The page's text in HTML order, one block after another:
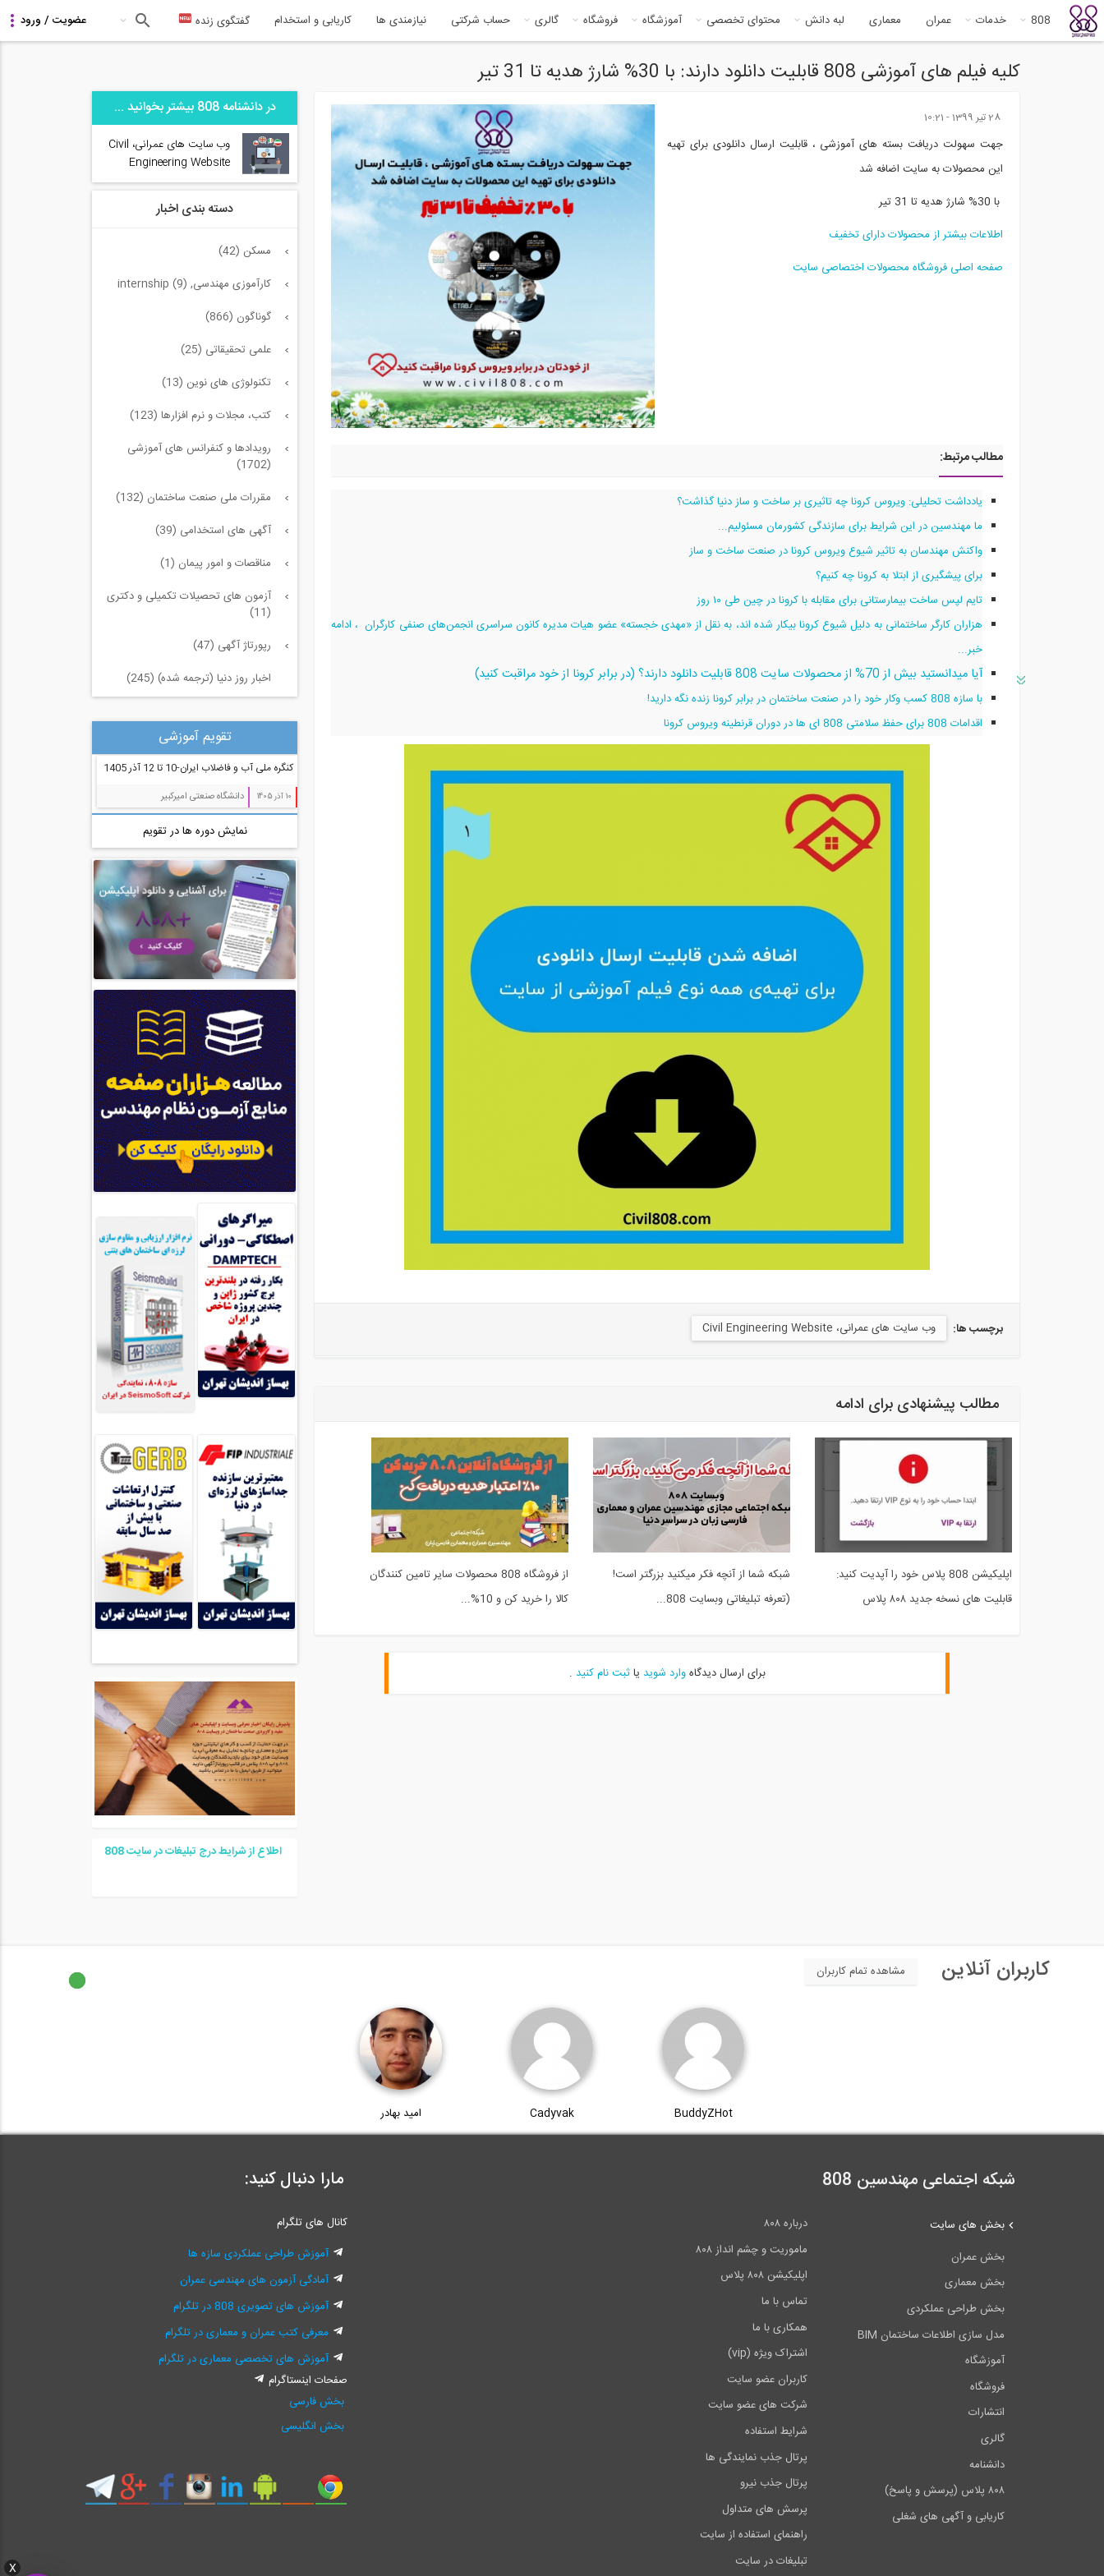
808 خدمات عمران معماری لبه دانش محتوای تخصصی آموزشگاه فروشگاه گالری حساب شرکتی نیازمندی ها کاریابی و استخدام گفتگوی زنده
کلیه فیلم های آموزشی 808 قابلیت دانلود دارند: با 30% شارژ هدیه تا 31 تیر
X
28 تير 1399 - 10:21
جهت سهولت دریافت بسته های آموزشی ، قابلیت ارسال دانلودی برای تهیه
این محصولات به سایت اضافه شد
با 30% شارژ هدیه تا 31 تیر
اطلاعات بیشتر از محصولات دارای تخفیف
صفحه اصلی فروشگاه محصولات اختصاصی سایت
مطالب مرتبط:
یادداشت تحلیلی: ویروس کرونا چه تاثیری بر ساخت و ساز دنیا گذاشت؟
ما مهندسین در این شرایط برای سازندگی کشورمان مسئولیم...
واکنش مهندسان به تاثیر شیوع ویروس کرونا در صنعت ساخت و ساز
برای پیشگیری از ابتلا به کرونا چه کنیم؟
تایم لپس ساخت بیمارستانی برای مقابله با کرونا در چین طی ۱۰ روز
هزاران کارگر ساختمانی به دلیل شیوع کرونا بیکار شده‌ اند، به نقل از «مهدی خجسته» عضو هیات مدیره کانون سراسری انجمن‌های صنفی کارگران ، ادامه
خبر...
آیا میدانستید بیش از 70% از محصولات سایت 808 قابلیت دانلود دارند؟ (در برابر کرونا از خود مراقبت کنید)
با سازه 808 کسب وکار خود را در صنعت ساختمان در برابر کرونا زنده نگه دارید!
اقدامات 808 برای حفظ سلامتی 808 ای ها در دوران قرنطینه ویروس کرونا
برچسب ها: وب سایت های عمرانی، Civil Engineering Website
مطالب پیشنهادی برای ادامه
اپلیکیشن 808 پلاس خود را آپدیت کنید:
قابلیت های نسخه جدید ۸۰۸ پلاس
شبکه شما از آنچه فکر میکنید بزرگتر است!
(تعرفه تبلیغاتی وبسایت 808...
از فروشگاه 808 محصولات سایر تامین کنندگان
کالا را خرید کن و 10%...
برای ارسال دیدگاهوارد شوید یاثبت نام کنید .
در دانشنامه 808 بیشتر بخوانید ...
وب سایت های عمرانی، Civil
Engineering Website
دسته بندی اخبار
مسکن (42)
کارآموزی مهندسی, internship (9)
گوناگون (866)
علمی تحقیقاتی (25)
تکنولوژی های نوین (13)
کتب، مجلات و نرم افزارها (123)
رویدادها و کنفرانس های آموزشی
(1702)
مقررات ملی صنعت ساختمان (132)
آگهی های استخدامی (39)
مناقصات و امور پیمان (1)
آزمون های تحصیلات تکمیلی و دکتری
(11)
رپورتاژ آگهی (47)
اخبار روز دنیا (ترجمه شده) (245)
مدیریت پروژه (55)
معماری (544)
آب، راه، محیط زیست (91)
تقویم آموزشی
کنگره ملی آب و فاضلاب ایران-10 تا 12 آذر 1405
10 آذر 1405 دانشگاه صنعتی امیرکبیر
نمایش دوره ها در تقویم
اطلاع از شرایط درج تبلیغات در سایت 808
کاربران آنلاین مشاهده تمام کاربران
BuddyZHot
Cadyvak امید بهادر
شبکه اجتماعی مهندسین 808
درباره ۸۰۸
ماموریت و چشم انداز ۸۰۸
اپلیکیشن ۸۰۸ پلاس
تماس با ما
همکاری با ما
اشتراک ویژه (vip)
کاربران عضو سایت
شرکت های عضو سایت
شرایط استفاده
پرتال جذب نمایندگی ها
پرتال جذب نیرو
پرسش های متداول
راهنمای استفاده از سایت
تبلیغات در سایت
بخش های سایت
بخش عمران
بخش معماری
بخش طراحی عملکردی
مدل سازی اطلاعات ساختمان BIM
آموزشگاه
فروشگاه
انتشارات
گالری
دانشنامه
۸۰۸ پلاس (پرسش و پاسخ)
کاریابی و آگهی های شغلی
مارا دنبال کنید:
کانال های تلگرام
آموزش طراحی عملکردی سازه ها
آمادگی آزمون های مهندسی عمران
آموزش های تصویری 808 در تلگرام
معرفی کتب عمران و معماری در تلگرام
آموزش های تخصصی معماری در تلگرام
صفحات اینستاگرام
بخش فارسی
بخش انگلیسی